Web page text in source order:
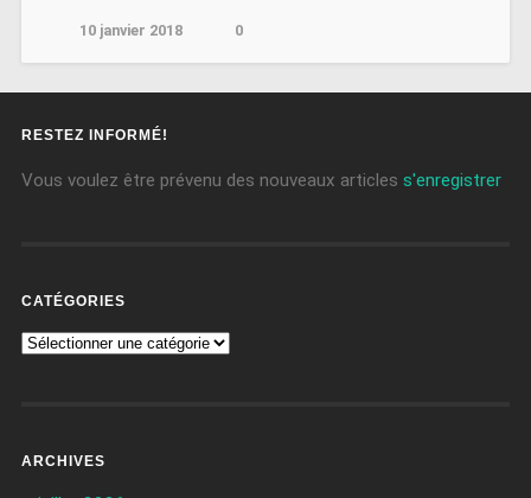
10 janvier 2018 0
RESTEZ INFORMÉ!
Vous voulez être prévenu des nouveaux articles s'enregistrer
CATÉGORIES
ARCHIVES